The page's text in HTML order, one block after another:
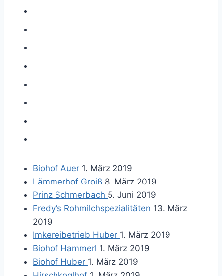
Biohof Auer 1. März 2019
Lämmerhof Groiß 8. März 2019
Prinz Schmerbach 5. Juni 2019
Fredy’s Rohmilchspezialitäten 13. März
2019
Imkereibetrieb Huber 1. März 2019
Biohof Hammerl 1. März 2019
Biohof Huber 1. März 2019